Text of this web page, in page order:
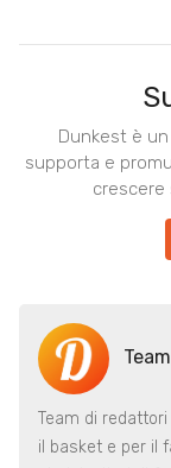
Dunkest è
supporta e
Team di
il basket e per il